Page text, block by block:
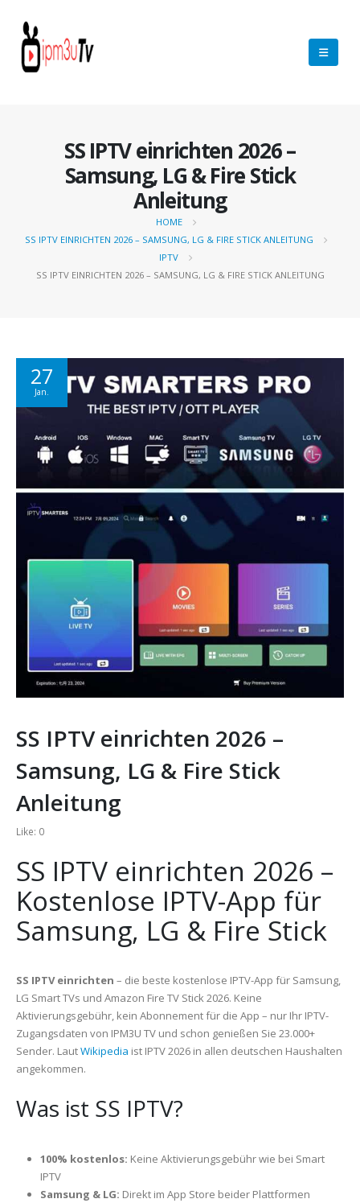
SS IPTV einrichten 2026 –
Samsung, LG & Fire Stick
Anleitung
HOME
SS IPTV EINRICHTEN 2026 – SAMSUNG, LG & FIRE STICK ANLEITUNG
IPTV
SS IPTV EINRICHTEN 2026 – SAMSUNG, LG & FIRE STICK ANLEITUNG
27
Jan.
SS IPTV einrichten 2026 –
Samsung, LG & Fire Stick
Anleitung
Like: 0
SS IPTV einrichten 2026 –
Kostenlose IPTV-App für
Samsung, LG & Fire Stick
SS IPTV einrichten – die beste kostenlose IPTV-App für Samsung,
LG Smart TVs und Amazon Fire TV Stick 2026. Keine
Aktivierungsgebühr, kein Abonnement für die App – nur Ihr IPTV-
Zugangsdaten von IPM3U TV und schon genießen Sie 23.000+
Sender. LautWikipedia ist IPTV 2026 in allen deutschen Haushalten
angekommen.
Was ist SS IPTV?
100% kostenlos: Keine Aktivierungsgebühr wie bei Smart
IPTV
Samsung & LG: Direkt im App Store beider Plattformen